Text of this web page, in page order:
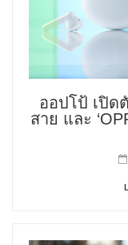
ออปโป้ เปิดตั
สาย และ